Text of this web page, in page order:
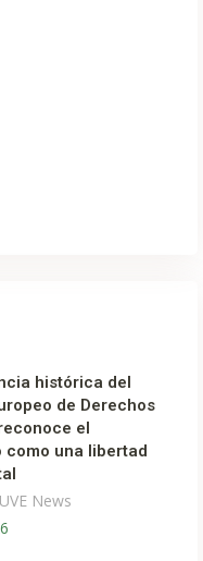
histórica del
de Derechos
el
como una libertad
UVE News